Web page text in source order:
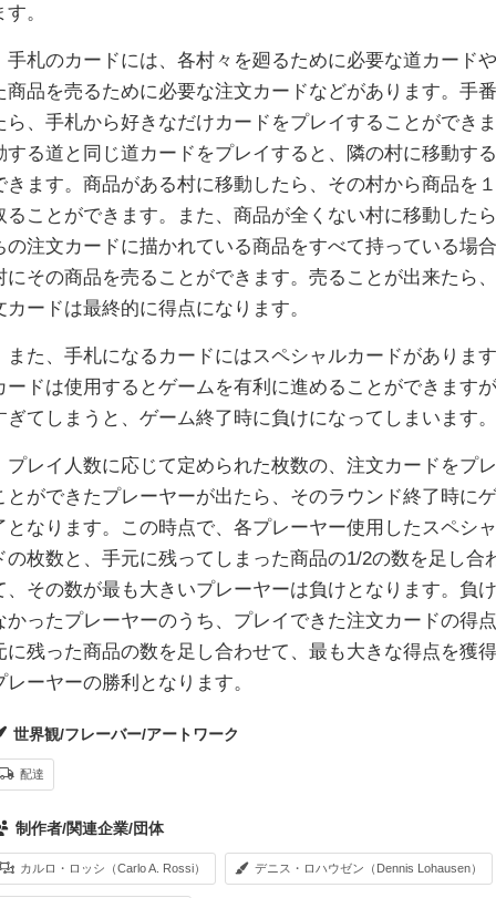
す。
札のカードには、各村々を廻るために必要な道カード
商品を売るために必要な注文カードなどがあります。手
ら、手札から好きなだけカードをプレイすることができ
する道と同じ道カードをプレイすると、隣の村に移動す
きます。商品がある村に移動したら、その村から商品を
ることができます。また、商品が全くない村に移動した
の注文カードに描かれている商品をすべて持っている場
にその商品を売ることができます。売ることが出来たら
カードは最終的に得点になります。
た、手札になるカードにはスペシャルカードがありま
ードは使用するとゲームを有利に進めることができます
ぎてしまうと、ゲーム終了時に負けになってしまいます
レイ人数に応じて定められた枚数の、注文カードをプ
とができたプレーヤーが出たら、そのラウンド終了時に
となります。この時点で、各プレーヤー使用したスペシ
の枚数と、手元に残ってしまった商品の1/2の数を足し合
、その数が最も大きいプレーヤーは負けとなります。負
かったプレーヤーのうち、プレイできた注文カードの得
に残った商品の数を足し合わせて、最も大きな得点を獲
レーヤーの勝利となります。
世界観/フレーバー/アートワーク
配達
制作者/関連企業/団体
カルロ・ロッシ（Carlo A. Rossi） デニス・ロハウゼン（Dennis Lohausen）